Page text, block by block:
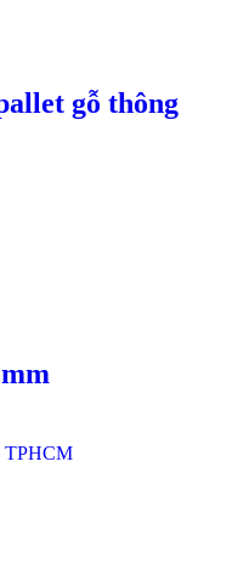
gỗ thông